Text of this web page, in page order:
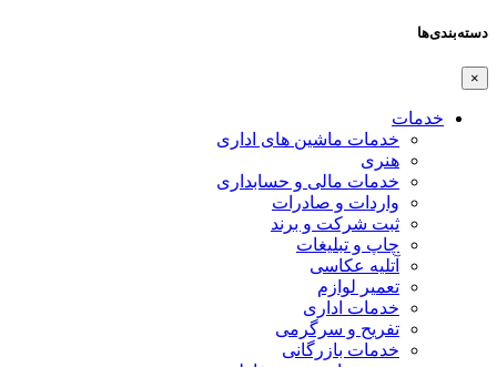
دسته‌بندی‌ها
×
خدمات
خدمات ماشین های اداری
هنری
خدمات مالی و حسابداری
واردات و صادرات
ثبت شرکت و برند
چاپ و تبلیغات
آتلیه عکاسی
تعمیر لوازم
خدمات اداری
تفریح و سرگرمی
خدمات بازرگانی